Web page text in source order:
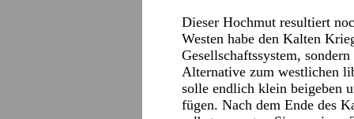
Dieser Hochmut resultiert
Westen habe den Kalten
Gesellschaftssystem,
Alternative zum westlichen
solle endlich klein beigeben
fügen. Nach dem Ende des